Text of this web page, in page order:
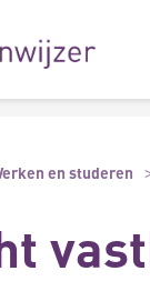
en studeren